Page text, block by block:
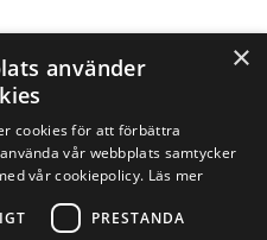
för
andra
×
använder
cookies för att förbättra
vår webbplats samtycker
vår cookiepolicy. Läs mer
PRESTANDA